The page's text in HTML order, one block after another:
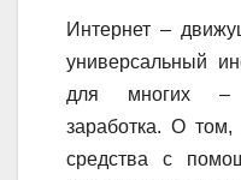
Интернет –
универсальный
для многих –
заработка. О том,
средства с